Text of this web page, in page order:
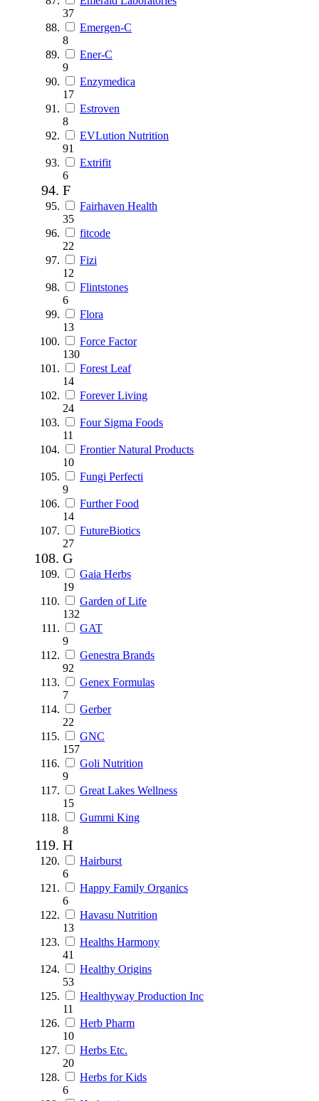
37
Emergen-C
8
Ener-C
9
Enzymedica
17
Estroven
8
EVLution Nutrition
91
Extrifit
6
F
Fairhaven Health
35
fitcode
22
Fizi
12
Flintstones
6
Flora
13
Force Factor
130
Forest Leaf
14
Forever Living
24
Four Sigma Foods
11
Frontier Natural Products
10
Fungi Perfecti
9
Further Food
14
FutureBiotics
27
G
Gaia Herbs
19
Garden of Life
132
GAT
9
Genestra Brands
92
Genex Formulas
7
Gerber
22
GNC
157
Goli Nutrition
9
Great Lakes Wellness
15
Gummi King
8
H
Hairburst
6
Happy Family Organics
6
Havasu Nutrition
13
Healths Harmony
41
Healthy Origins
53
Healthyway Production Inc
11
Herb Pharm
10
Herbs Etc.
20
Herbs for Kids
6